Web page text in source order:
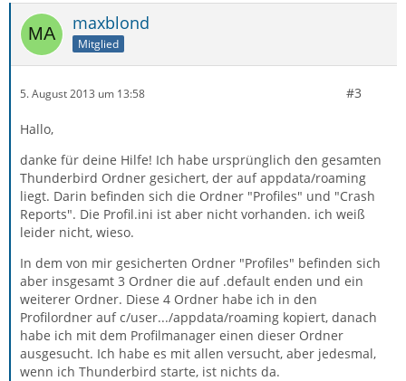
maxblond
Mitglied
5. August 2013 um 13:58 #3
Hallo,
danke für deine Hilfe! Ich habe ursprünglich den gesamten
Thunderbird Ordner gesichert, der auf appdata/roaming
liegt. Darin befinden sich die Ordner "Profiles" und "Crash
Reports". Die Profil.ini ist aber nicht vorhanden. ich weiß
leider nicht, wieso.
In dem von mir gesicherten Ordner "Profiles" befinden sich
aber insgesamt 3 Ordner die auf .default enden und ein
weiterer Ordner. Diese 4 Ordner habe ich in den
Profilordner auf c/user.../appdata/roaming kopiert, danach
habe ich mit dem Profilmanager einen dieser Ordner
ausgesucht. Ich habe es mit allen versucht, aber jedesmal,
wenn ich Thunderbird starte, ist nichts da.